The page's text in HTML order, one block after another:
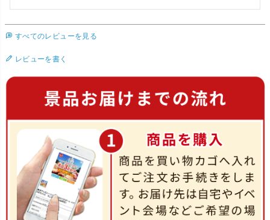
すべてのレビューを見る
レビューを書く